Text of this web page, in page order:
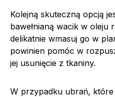
Kolejną skuteczną opcją
bawełnianą wacik w oleju
delikatnie wmasuj go w
powinien pomóc w
jej usunięcie z tkaniny.
W przypadku ubrań,